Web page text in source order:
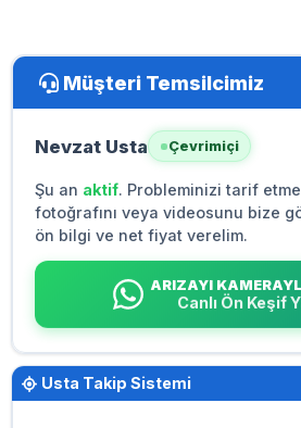
Müşteri Temsilcimiz
Nevzat Usta Çevrimiçi
Şu an aktif. Probleminizi tarif
fotoğrafını veya videosunu bize
ön bilgi ve net fiyat verelim.
ARIZAYI
Canlı Ön Keşif
Usta Takip Sistemi